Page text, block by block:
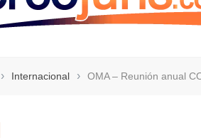
› Internacional › OMA – Reunión anual